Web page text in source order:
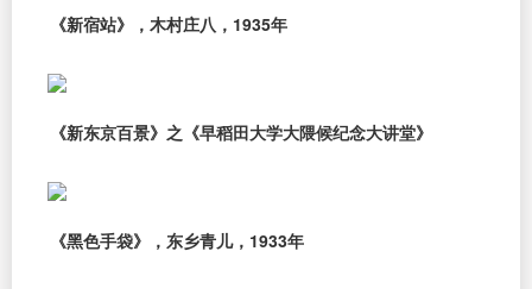
《新宿站》，木村庄八，1935年
《新东京百景》之《早稻田大学大隈候纪念大讲堂》
《黑色手袋》，东乡青儿，1933年